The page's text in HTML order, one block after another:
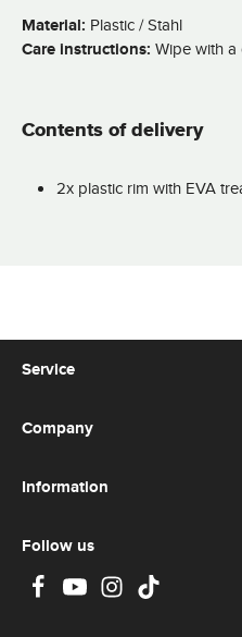
Material: Plastic / Stahl
Care instructions: Wipe with
Contents of delivery
2x plastic rim with EVA
Service
Company
Information
Follow us